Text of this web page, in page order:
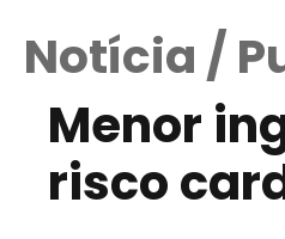
Notícia /
Menor
risco